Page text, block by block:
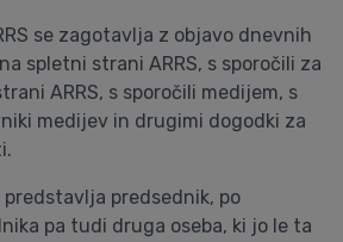
se zagotavlja z objavo dnevnih
spletni strani ARRS, s sporočili za
ARRS, s sporočili medijem, s
medijev in drugimi dogodki za
predstavlja predsednik, po
pa tudi druga oseba, ki jo le ta